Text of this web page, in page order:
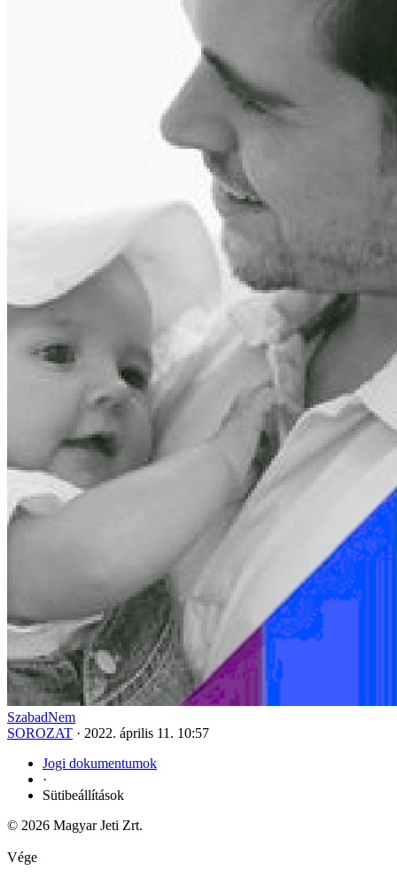
SzabadNem
SOROZAT · 2022. április 11. 10:57
Jogi dokumentumok
·
Sütibeállítások
© 2026 Magyar Jeti Zrt.
Vége